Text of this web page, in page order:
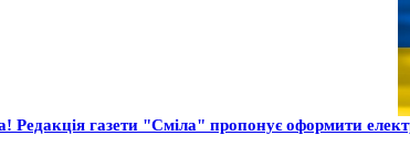
Редакція газети "Сміла" пропонує оформити